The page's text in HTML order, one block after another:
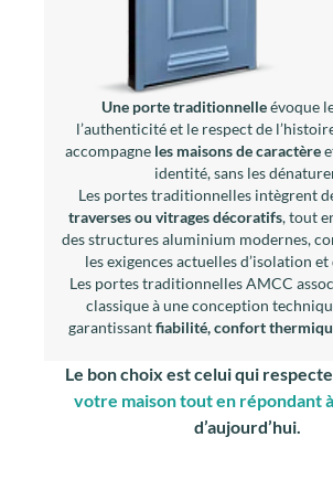
Une porte traditionnelleévoque
l’authenticité et le respect de
accompagne les maisons de caractère
identité, sans les
Les portes traditionnelles intègrent
traverses ou vitrages décoratifs, tout
des structures aluminium modernes,
les exigences actuelles d’isolation
Les portes traditionnelles AMCC
classique à une conception
garantissantfiabilité, confort
Le bon choix est celui qui respecte
votre maison tout en répondant
d’aujourd’hui.